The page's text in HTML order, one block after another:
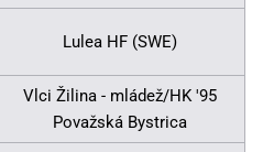
Lulea HF (SWE)
Vlci Žilina - mládež/HK '95
Považská Bystrica